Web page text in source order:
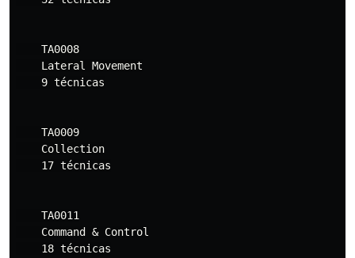
    TA0008
    Lateral Movement
    9 técnicas
    TA0009
    Collection
    17 técnicas
    TA0011
    Command & Control
    18 técnicas